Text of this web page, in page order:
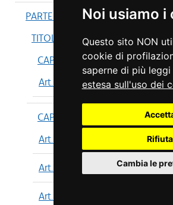
Noi usiamo i
Questo sito NON
cookie di
saperne di più leggi
estesa sull'uso dei
Rifiuta
Cambia le
PARTE IV
TITOLO I
CAPO I
Art. 199
CAPO II
Art. 200
Art. 201
Art. 202